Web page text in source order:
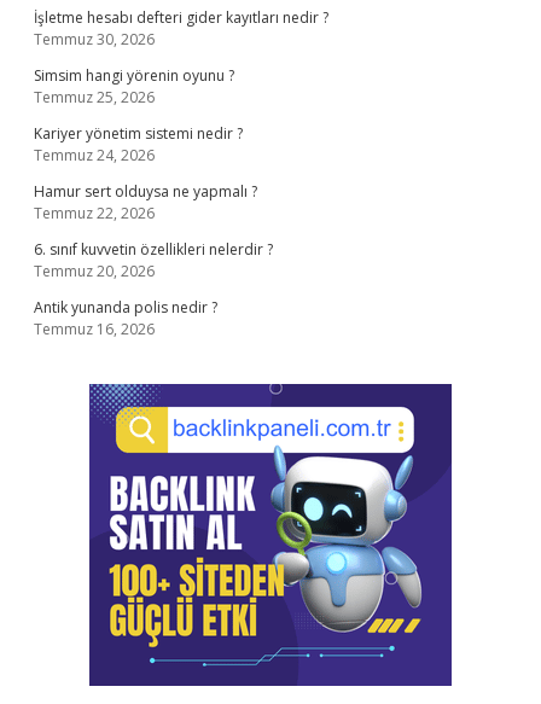
İşletme hesabı defteri gider kayıtları nedir ?
Temmuz 30, 2026
Simsim hangi yörenin oyunu ?
Temmuz 25, 2026
Kariyer yönetim sistemi nedir ?
Temmuz 24, 2026
Hamur sert olduysa ne yapmalı ?
Temmuz 22, 2026
6. sınıf kuvvetin özellikleri nelerdir ?
Temmuz 20, 2026
Antik yunanda polis nedir ?
Temmuz 16, 2026